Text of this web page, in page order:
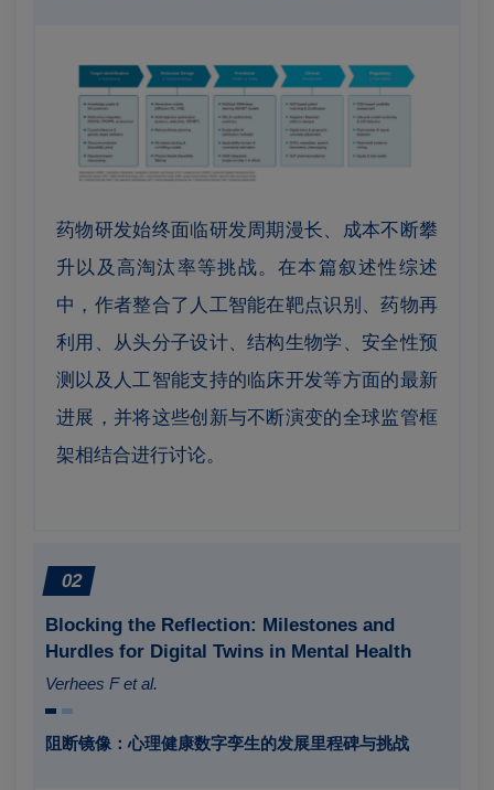
药物研发始终面临研发周期漫长、成本不断攀
升以及高淘汰率等挑战。在本篇叙述性综述
中，作者整合了人工智能在靶点识别、药物再
利用、从头分子设计、结构生物学、安全性预
测以及人工智能支持的临床开发等方面的最新
进展，并将这些创新与不断演变的全球监管框
架相结合进行讨论。
02
Blocking the Reflection: Milestones and
Hurdles for Digital Twins in Mental Health
Verhees F et al.
阻断镜像：心理健康数字孪生的发展里程碑与挑战